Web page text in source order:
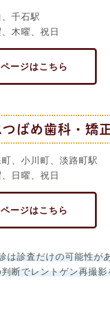
千石駅
木曜、祝日
ージはこちら
ばめ歯科・矯
、小川町、淡路町駅
日曜、祝日
ージはこちら
は診査だけの可能性が
断でレントゲン再撮